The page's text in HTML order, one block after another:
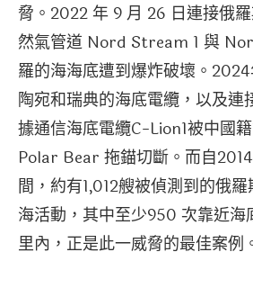
脅。2022 年 9 月 26 日連接俄
然氣管道 Nord Stream 1 與
羅的海海底遭到爆炸破壞。2024
陶宛和瑞典的海底電纜，以及連
據通信海底電纜C-Lion1被中國
Polar Bear 拖錨切斷。而自
間，約有1,012艘被偵測到的俄
海活動，其中至少950 次靠近海
里內，正是此一威脅的最佳案例